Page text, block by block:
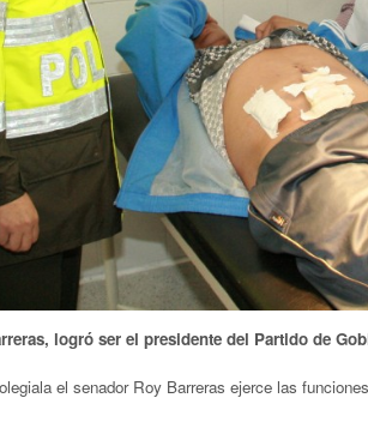
logró ser el presidente del Partido de
el senador Roy Barreras ejerce las